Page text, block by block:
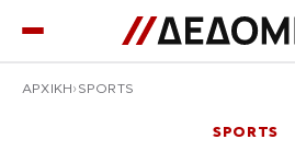
ΑΡΧΙΚΉ SPORTS
SPORTS